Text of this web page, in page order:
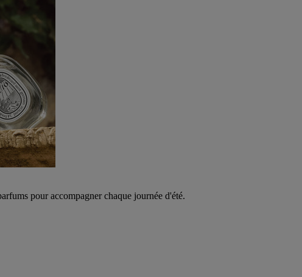
pour accompagner chaque journée d'été.